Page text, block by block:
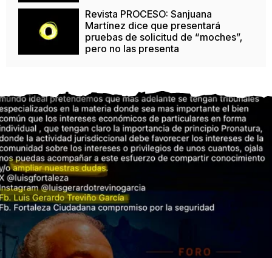
Revista PROCESO: Sanjuana
Martínez dice que presentará
pruebas de solicitud de “moches”,
pero no las presenta